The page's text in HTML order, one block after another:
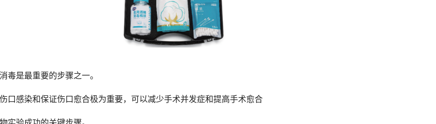
毒是最重要的步骤之一。
口感染和保证伤口愈合极为重要，可以减少手术并发症和提高手术愈合